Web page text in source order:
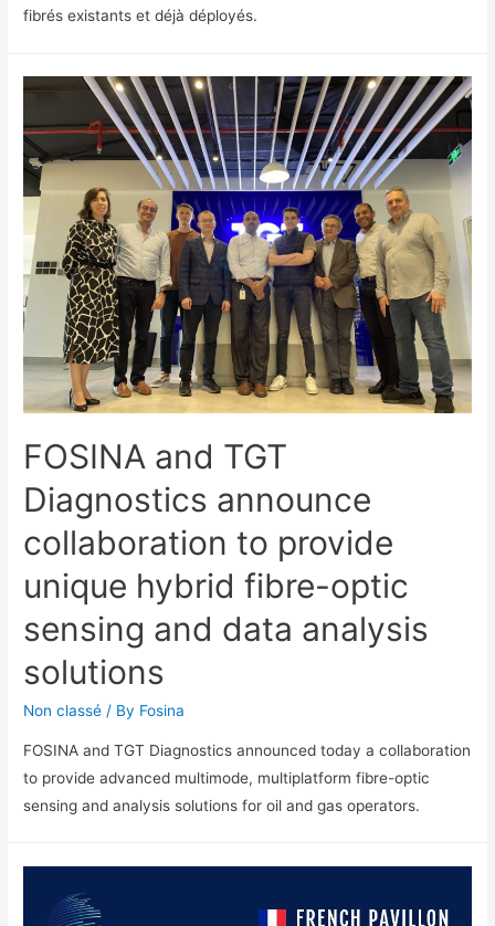
fibrés existants et déjà déployés.
FOSINA and TGT
Diagnostics announce
collaboration to provide
unique hybrid fibre-optic
sensing and data analysis
solutions
Non classé / By Fosina
FOSINA and TGT Diagnostics announced today a collaboration
to provide advanced multimode, multiplatform fibre-optic
sensing and analysis solutions for oil and gas operators.